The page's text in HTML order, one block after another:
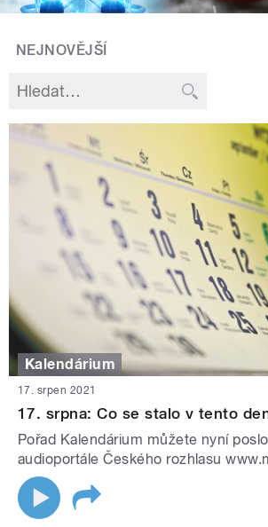
NEJNOVĚJŠÍ
Kalendárium
17. srpen 2021
17. srpna: Co se stalo v tento
Pořad Kalendárium můžete nyní
audioportále Českého rozhlasu